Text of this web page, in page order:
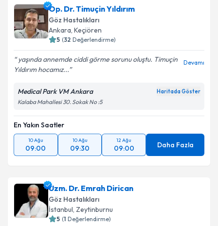
Op. Dr. Timuçin Yıldırım
Göz Hastalıkları
Ankara, Keçiören
5 (32 Değerlendirme)
yaşında annemde ciddi görme sorunu oluştu. Timuçin
Yıldırım hocamız...
Devamı
Medical Park VM Ankara Haritada Göster
Kalaba Mahallesi 30. Sokak No :5
En Yakın Saatler
10 Ağu
09:00
10 Ağu
09:30
12 Ağu
09:00 Daha Fazla
Uzm. Dr. Emrah Dirican
Göz Hastalıkları
İstanbul, Zeytinburnu
5 (1 Değerlendirme)